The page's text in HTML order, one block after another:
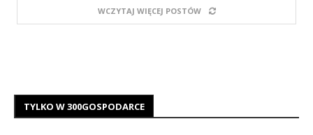
WCZYTAJ WIĘCEJ POSTÓW
TYLKO W 300GOSPODARCE